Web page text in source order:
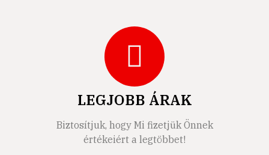
LEGJOBB ÁRAK
Biztosítjuk, hogy Mi fizetjük Önnek
értékeiért a legtöbbet!